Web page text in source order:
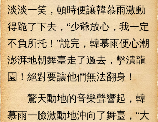
淡淡一笑，頓時便讓韓慕雨激動
得跪了下去，“少爺放心，我一定
不負所托！”說完，韓慕雨便心潮
澎湃地朝舞臺走了過去，擊潰龍
園！絕對要讓他們無法翻身！
驚天動地的音樂聲響起，韓
慕雨一臉激動地沖向了舞臺，“大